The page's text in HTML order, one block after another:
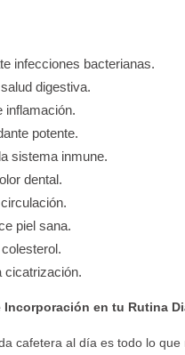
infecciones bacterianas.
digestiva.
inflamación.
potente.
sistema inmune.
dental.
piel sana.
cicatrización.
Incorporación en tu Rutina
cafetera al día es todo lo que